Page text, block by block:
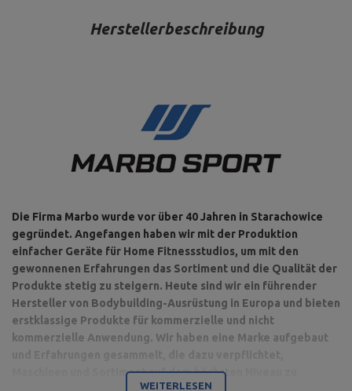
Herstellerbeschreibung
Die Firma Marbo wurde vor über 40 Jahren in Starachowice
gegründet. Angefangen haben wir mit der Produktion
einfacher Geräte für Home Fitnessstudios, um mit den
gewonnenen Erfahrungen das Sortiment und die Qualität der
Produkte stetig zu steigern. Heute sind wir ein führender
Hersteller von Bodybuilding-Ausrüstung in Europa und bieten
erstklassige Produkte für kommerzielle und nicht
kommerzielle Anwendung. Wir haben eine Marke aufgebaut
Maschinen und Sortiment auf dem höchsten Niveau zu
WEITERLESEN